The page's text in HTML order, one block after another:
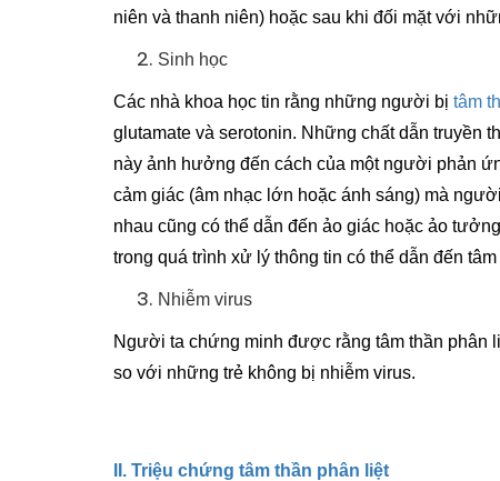
niên và thanh niên) hoặc sau khi đối mặt với
Sinh học
Các nhà khoa học tin rằng những người bị tâm
glutamate và serotonin. Những chất dẫn truyền
này ảnh hưởng đến cách của một người phản
cảm giác (âm nhạc lớn hoặc ánh sáng) mà
nhau cũng có thể dẫn đến ảo giác hoặc ảo
trong quá trình xử lý thông tin có thể dẫn đến
Nhiễm virus
Người ta chứng minh được rằng tâm thần phân
so với những trẻ không bị nhiễm virus.
II. Triệu chứng tâm thần phân liệt